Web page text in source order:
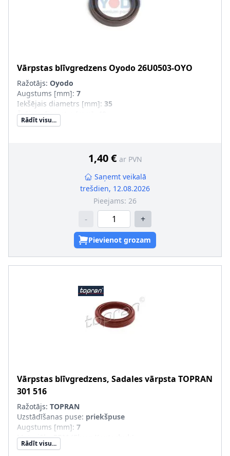
Vārpstas blīvgredzens Oyodo26U0503-OYO
Ražotājs: Oyodo
Augstums [mm]: 7
Iekšējais diametrs [mm]: 35
Ārējais diametrs [mm]
Griešanas veids
Rādīt visu...
1,40 € ar PVN
Saņemt veikalā
trešdien, 12.08.2026
Pieejams: 26
- +
Pievienot grozam
Vārpstas blīvgredzens, Sadales vārpsta TOPRAN
301 516
Ražotājs: TOPRAN
Uzstādīšanas puse: priekšpuse
Augstums [mm]: 7
Materiāls:FPM (Fluor-Kautschuk)
Iekšējais diametrs [mm]
Rādīt visu...